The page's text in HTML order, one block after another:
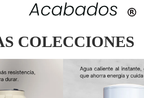
COLECCIONES